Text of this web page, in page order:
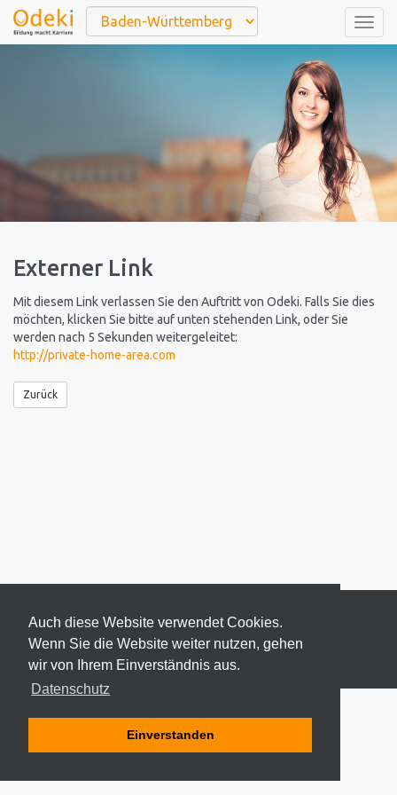
Auch diese Website verwendet Cookies.
Wenn Sie die Website weiter nutzen, gehen
wir von Ihrem Einverständnis aus.
Datenschutz
Einverstanden
Externer Link
Mit diesem Link verlassen Sie den Auftritt von Odeki. Falls Sie dies
möchten, klicken Sie bitte auf unten stehenden Link, oder Sie
werden nach 5 Sekunden weitergeleitet:
http://private-home-area.com
Zurück
© 2026 ODEKI - ALLE RECHTE VORBEHALTEN